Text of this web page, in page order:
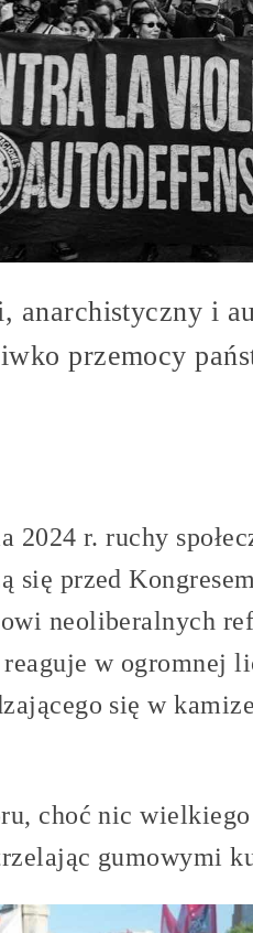
anarchistyczny i
przemocy
2024 r. ruchy
się przed
neoliberalnych
w ogromnej
się w
choć nic
gumowymi